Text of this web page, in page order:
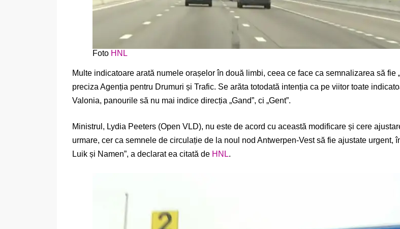
Foto HNL
Multe indicatoare arată numele orașelor în două limbi, ceea ce face ca semnalizarea să fie
preciza Agenția pentru Drumuri și Trafic. Se arăta totodată intenția ca pe viitor toate
Valonia, panourile să nu mai indice direcția „Gand”, ci „Gent”.
Ministrul, Lydia Peeters (Open VLD), nu este de acord cu această modificare și cere
urmare, cer ca semnele de circulație de la noul nod Antwerpen-Vest să fie ajustate
Luik și Namen”, a declarat ea citată de HNL.